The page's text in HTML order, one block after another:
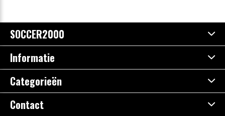
SOCCER2000
Informatie
Categorieën
Contact